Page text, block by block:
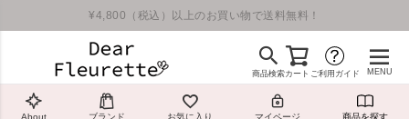
¥4,800（税込）以上のお買い物で送料無料！
商品検索カート ご利用ガイド MENU
About ブランド お気に入り マイページ 商品を探す